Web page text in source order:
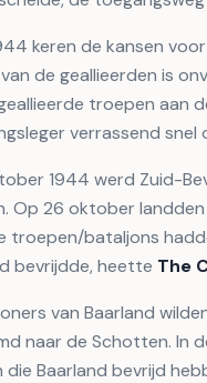
keren de kansen
de geallieerden is
troepen aan
verrassend snel
1944 werd Zuid-
Op 26 oktober
troepen/bataljons
bevrijdde, heette The
van Baarland
naar de Schotten. In
die Baarland bevrijd